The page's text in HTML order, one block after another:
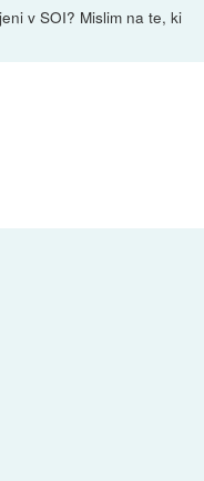
v SOI? Mislim na te, ki